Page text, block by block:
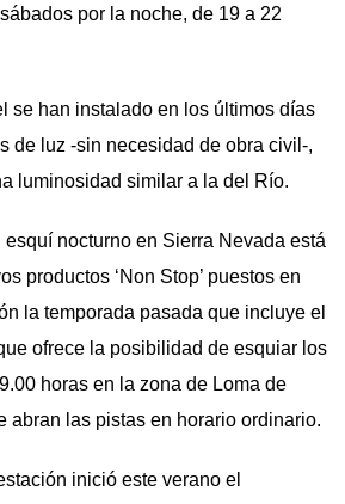
por la noche, de 19 a 22
han instalado en los últimos días
de luz -sin necesidad de obra civil-,
luminosidad similar a la del Río.
nocturno en Sierra Nevada está
productos ‘Non Stop’ puestos en
la temporada pasada que incluye el
ofrece la posibilidad de esquiar los
horas en la zona de Loma de
abran las pistas en horario ordinario.
inició este verano el